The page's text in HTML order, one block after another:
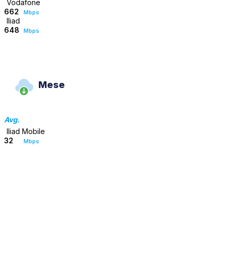
Vodafone
662
Mbps
Iliad
648
Mbps
Mese
Avg.
Iliad Mobile
32
Mbps